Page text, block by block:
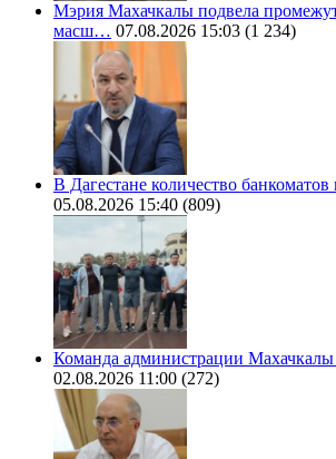
Мэрия Махачкалы подвела
масш… 07.08.2026 15:03 (1 234)
В Дагестане количество
05.08.2026 15:40 (809)
Команда администрации Махачкалы
02.08.2026 11:00 (272)